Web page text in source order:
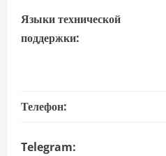
Языки технической
поддержки:
Телефон:
Telegram: